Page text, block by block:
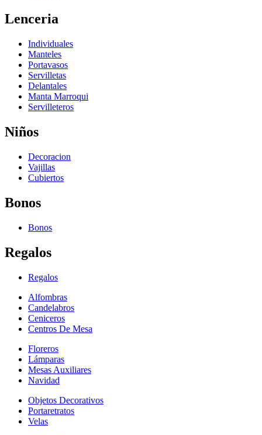
Lenceria
Individuales
Manteles
Portavasos
Servilletas
Delantales
Manta Marroqui
Servilleteros
Niños
Decoracion
Vajillas
Cubiertos
Bonos
Bonos
Regalos
Regalos
Alfombras
Candelabros
Ceniceros
Centros De Mesa
Floreros
Lámparas
Mesas Auxiliares
Navidad
Objetos Decorativos
Portaretratos
Velas